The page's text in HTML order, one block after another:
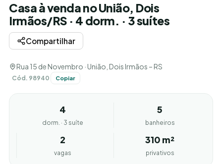
Casa à venda no União, Dois
Irmãos/RS · 4 dorm. · 3 suítes
Compartilhar
Rua 15 de Novembro · União, Dois Irmãos – RS
Cód. 98940 Copiar
4
dorm. · 3 suíte
5
banheiros
2
vagas
310 m²
privativos